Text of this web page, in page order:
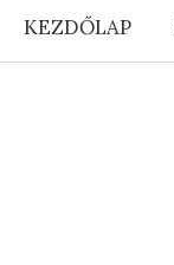
KEZDŐLAP